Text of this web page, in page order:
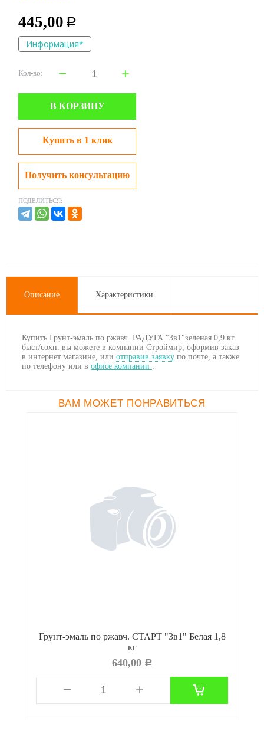
445,00 Р
Информация*
Кол-во:
В КОРЗИНУ
Купить в 1 клик
Получить консультацию
ПОДЕЛИТЬСЯ:
Описание Характеристики
Купить Грунт-эмаль по ржавч. РАДУГА "3в1"зеленая 0,9 кг
быст/сохн. вы можете в компании Строймир, оформив заказ
в интернет магазине, или отправив заявку по почте, а также
по телефону или в офисе компании .
ВАМ МОЖЕТ ПОНРАВИТЬСЯ
Грунт-эмаль по ржавч. СТАРТ "3в1" Белая 1,8
кг
640,00 Р